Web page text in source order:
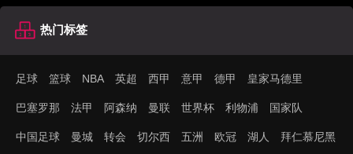
热门标签
足球 篮球 NBA 英超 西甲 意甲 德甲 皇家马德里
巴塞罗那 法甲 阿森纳 曼联 世界杯 利物浦 国家队
中国足球 曼城 转会 切尔西 五洲 欧冠 湖人 拜仁慕尼黑